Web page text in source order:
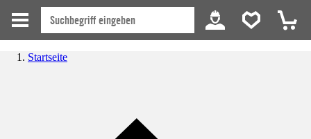
Startseite